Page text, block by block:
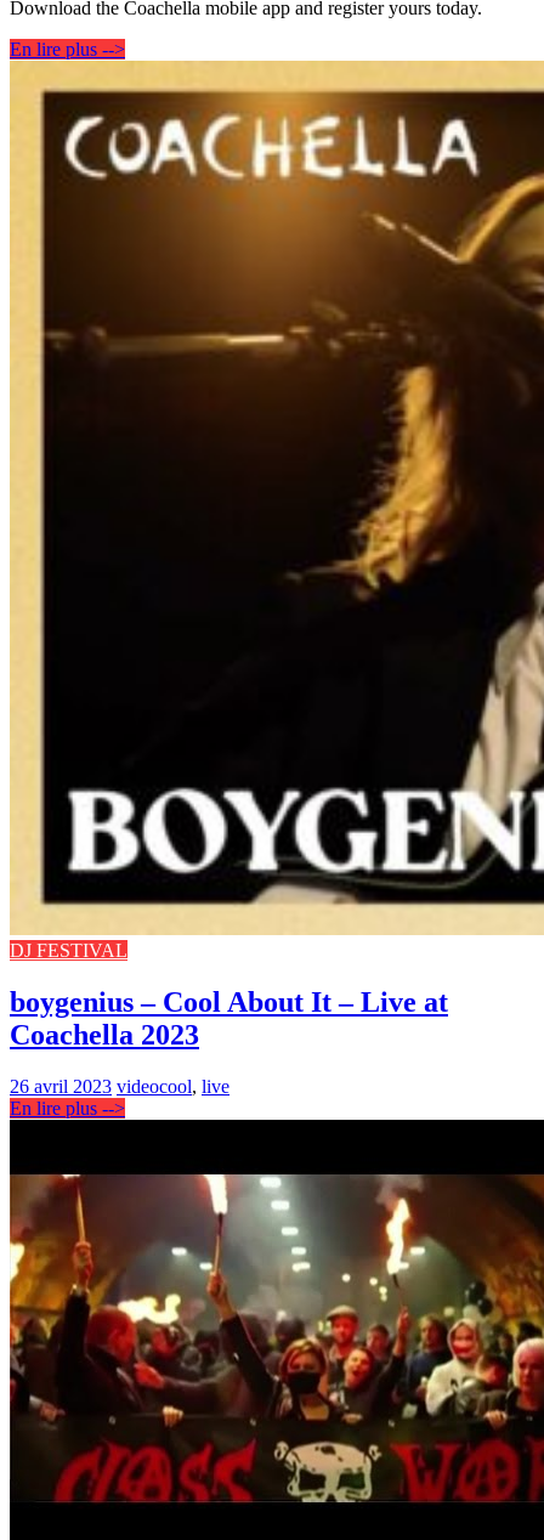
Download the Coachella mobile app and register yours today.
En lire plus -->
DJ FESTIVAL
boygenius – Cool About It – Live at
Coachella 2023
26 avril 2023 videocool, live
En lire plus -->